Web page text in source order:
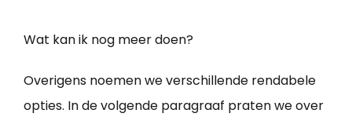
Wat kan ik nog meer doen?
Overigens noemen we verschillende rendabele
opties. In de volgende paragraaf praten we over